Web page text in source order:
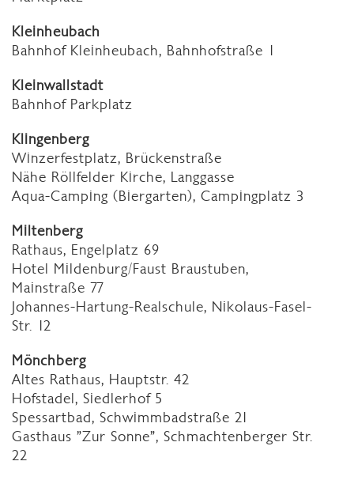
Kleinheubach
Bahnhof Kleinheubach, Bahnhofstraße 1
Kleinwallstadt
Bahnhof Parkplatz
Klingenberg
Winzerfestplatz, Brückenstraße
Nähe Röllfelder Kirche, Langgasse
Aqua-Camping (Biergarten), Campingplatz 3
Miltenberg
Rathaus, Engelplatz 69
Hotel Mildenburg/Faust Braustuben,
Mainstraße 77
Johannes-Hartung-Realschule, Nikolaus-Fasel-
Str. 12
Mönchberg
Altes Rathaus, Hauptstr. 42
Hofstadel, Siedlerhof 5
Spessartbad, Schwimmbadstraße 21
Gasthaus "Zur Sonne", Schmachtenberger Str.
22